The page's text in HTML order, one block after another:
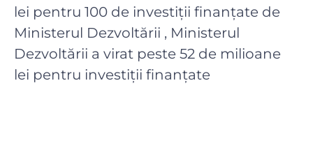
lei pentru 100 de investiții finanțate de
Ministerul Dezvoltării , Ministerul
Dezvoltării a virat peste 52 de milioane
lei pentru investiții finanțate